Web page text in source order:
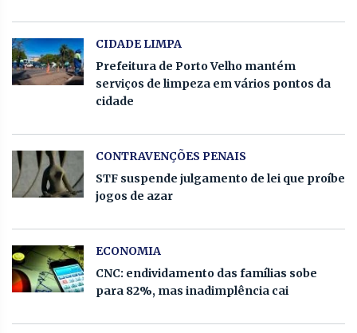
CIDADE LIMPA
Prefeitura de Porto Velho mantém
serviços de limpeza em vários pontos da
cidade
CONTRAVENÇÕES PENAIS
STF suspende julgamento de lei que proíbe
jogos de azar
ECONOMIA
CNC: endividamento das famílias sobe
para 82%, mas inadimplência cai